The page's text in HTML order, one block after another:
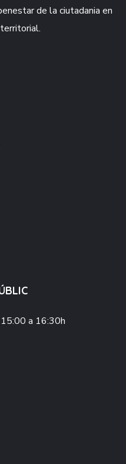
de la ciutadania en
a 16:30h